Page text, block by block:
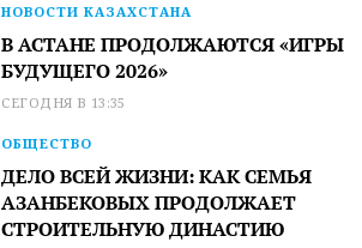
НОВОСТИ КАЗАХСТАНА
В АСТАНЕ ПРОДОЛЖАЮТСЯ «ИГРЫ
БУДУЩЕГО 2026»
СЕГОДНЯ В 13:35
ОБЩЕСТВО
ДЕЛО ВСЕЙ ЖИЗНИ: КАК СЕМЬЯ
АЗАНБЕКОВЫХ ПРОДОЛЖАЕТ
СТРОИТЕЛЬНУЮ ДИНАСТИЮ